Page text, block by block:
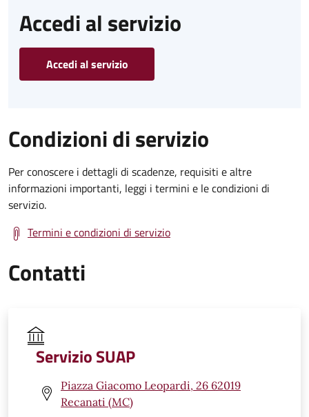
Accedi al servizio
Accedi al servizio
Condizioni di servizio
Per conoscere i dettagli di scadenze, requisiti e altre
informazioni importanti, leggi i termini e le condizioni di
servizio.
Termini e condizioni di servizio
Contatti
Servizio SUAP
Piazza Giacomo Leopardi, 26 62019
Recanati (MC)